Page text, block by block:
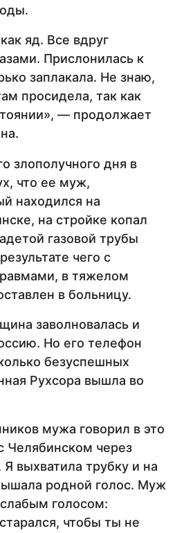
яд. Все вдруг
Прислонилась к
заплакала. Не знаю,
просидела, так как
— продолжает
злополучного дня в
что ее муж,
находился на
на стройке копал
газовой трубы
чего с
в тяжелом
в больницу.
заволновалась и
Но его телефон
безуспешных
Рухсора вышла во
мужа говорил в это
Челябинском через
выхватила трубку и на
родной голос. Муж
голосом:
чтобы ты не